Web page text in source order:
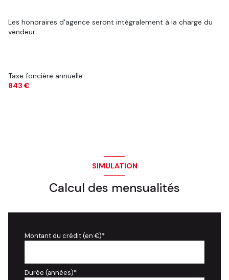
Les honoraires d'agence seront intégralement à la charge du
vendeur
Taxe foncière annuelle
843 €
SIMULATION
Calcul des mensualités
Montant du crédit (en €)*
Durée (années)*